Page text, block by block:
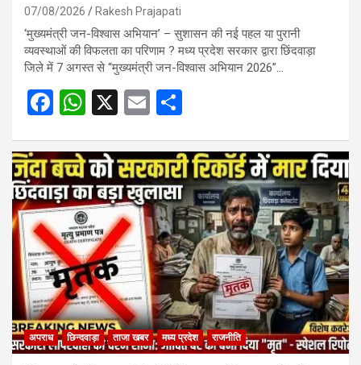
07/08/2026 Rakesh Prajapati
‘मुख्यमंत्री जन-विश्वास अभियान’ – सुशासन की नई पहल या पुरानी
व्यवस्थाओं की विफलता का परिणाम ? मध्य प्रदेश सरकार द्वारा छिंदवाड़ा
जिले में 7 अगस्त से “मुख्यमंत्री जन-विश्वास अभियान 2026”…
F
ce
b
o
o
k
W
at
s
A
p
p
X
E
ail ar
e
अपराध छिन्दवाड़ा ताजा खबर मध्य प्रदेश राजनीति